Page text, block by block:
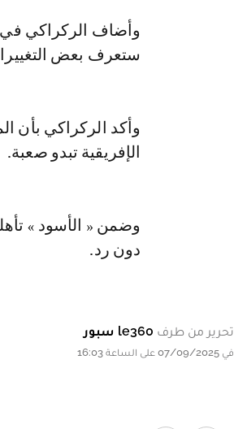
و أضاف الركراكي في الندوة الصحفية اليوم الأحد إنه بالرغم من أن التشكيلة
ستعرف بعض
وأكد الركراكي بأن
الإفريقية تبدو صعبة.
دون رد.
تحرير من طرف le360 سبور
في 07/09/2025 على الساعة 16:03